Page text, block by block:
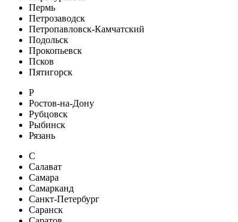
Пермь
Петрозаводск
Петропавловск-Камчатский
Подольск
Прокопьевск
Псков
Пятигорск
Р
Ростов-на-Дону
Рубцовск
Рыбинск
Рязань
С
Салават
Самара
Самарканд
Санкт-Петербург
Саранск